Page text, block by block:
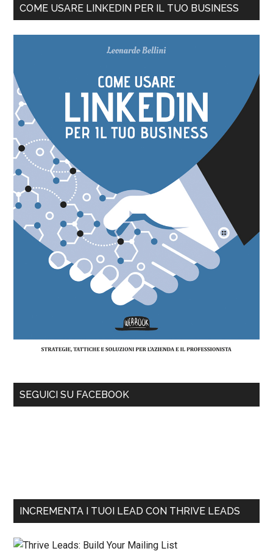
COME USARE LINKEDIN PER IL TUO BUSINESS
SEGUICI SU FACEBOOK
INCREMENTA I TUOI LEAD CON THRIVE LEADS